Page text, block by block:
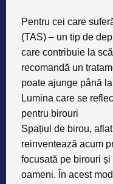
Pentru cei care
(TAS) – un tip de
care contribuie la
recomandă un
poate ajunge până
Lumina care se
pentru birouri
Spațiul de birou,
reinventează acum
focusată pe birouri
oameni. În acest